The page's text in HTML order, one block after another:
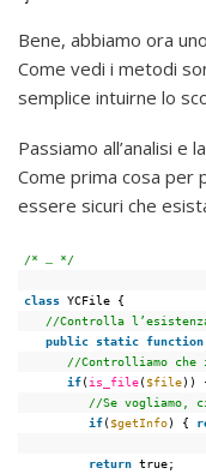
Bene, abbiamo ora
Come vedi i metodi
semplice intuirne lo
Passiamo all’analisi e
Come prima cosa per
essere sicuri che
/* … */
class YCFile {
//Controlla
public static function
//Controlliamo
if(is_file($file))
//Se vogliamo,
if($getInfo) {
return true;